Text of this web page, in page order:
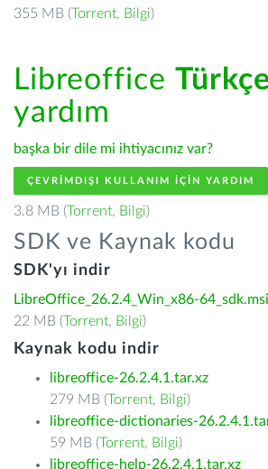
355 MB (Torrent, Bilgi)
Libreoffice Türkçe
yardım
başka bir dile mi ihtiyacınız var?
ÇEVRIMDIŞI KULLANIM IÇIN YARDIM
3.8 MB (Torrent, Bilgi)
SDK ve Kaynak kodu
SDK'yı indir
LibreOffice_26.2.4_Win_x86-64_sdk.msi
22 MB (Torrent, Bilgi)
Kaynak kodu indir
libreoffice-26.2.4.1.tar.xz
279 MB (Torrent, Bilgi)
libreoffice-dictionaries-
59 MB (Torrent, Bilgi)
libreoffice-help-26.2.4.1.tar.xz